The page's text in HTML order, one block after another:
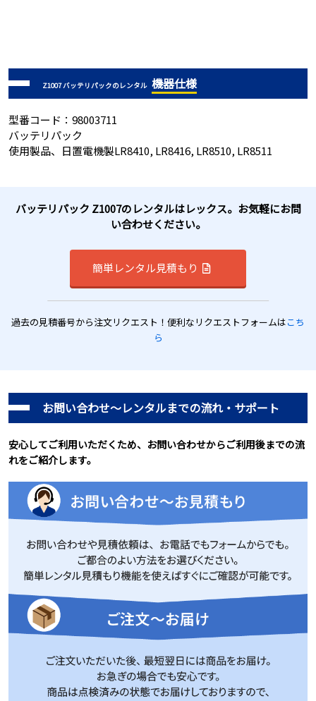
Z1007 バッテリパックのレンタル 機器仕様
型番コード：98003711
バッテリパック
使用製品、日置電機製LR8410, LR8416, LR8510, LR8511
バッテリパック Z1007のレンタルはレックス。お気軽にお問
い合わせください。
簡単レンタル見積もり
過去の見積番号から注文リクエスト！便利なリクエストフォームはこち
ら
お問い合わせ～レンタルまでの流れ・サポート
安心してご利用いただくため、お問い合わせからご利用後までの流
れをご紹介します。